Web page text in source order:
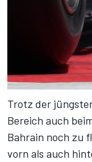
Trotz der
Bereich auch
Bahrain noch zu
vorn als auch